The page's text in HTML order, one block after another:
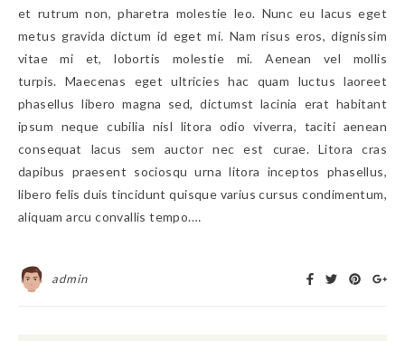
et rutrum non, pharetra molestie leo. Nunc eu lacus eget
metus gravida dictum id eget mi. Nam risus eros, dignissim
vitae mi et, lobortis molestie mi. Aenean vel mollis
turpis. Maecenas eget ultricies hac quam luctus laoreet
phasellus libero magna sed, dictumst lacinia erat habitant
ipsum neque cubilia nisl litora odio viverra, taciti aenean
consequat lacus sem auctor nec est curae. Litora cras
dapibus praesent sociosqu urna litora inceptos phasellus,
libero felis duis tincidunt quisque varius cursus condimentum,
aliquam arcu convallis tempo.…
admin